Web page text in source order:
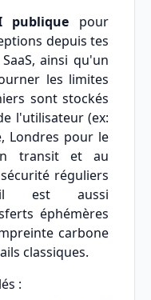
publique pour
depuis tes
ainsi qu'un
les limites
sont stockés
l'utilisateur (ex:
Londres pour le
transit et au
réguliers
est aussi
éphémères
carbone
classiques.
: